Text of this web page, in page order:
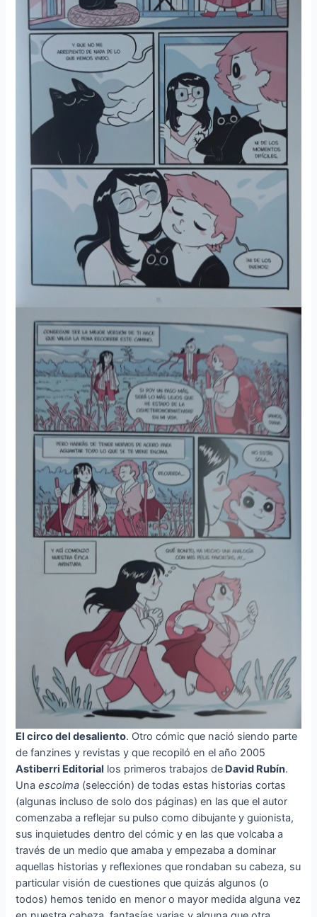
El circo del desaliento. Otro cómic que nació siendo parte
de fanzines y revistas y que recopiló en el año 2005
Astiberri Editorial los primeros trabajos de David Rubín.
Una escolma (selección) de todas estas historias cortas
(algunas incluso de solo dos páginas) en las que el autor
comenzaba a reflejar su pulso como dibujante y guionista,
sus inquietudes dentro del cómic y en las que volcaba a
través de un medio que amaba y empezaba a dominar
aquellas historias y reflexiones que rondaban su cabeza, su
particular visión de cuestiones que quizás algunos (o
todos) hemos tenido en menor o mayor medida alguna vez